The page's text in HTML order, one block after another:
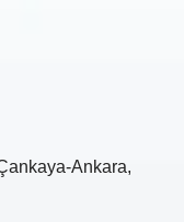
Ankara,